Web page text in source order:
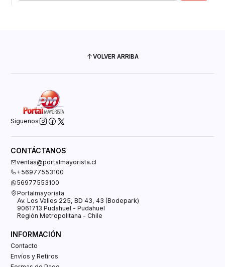
VOLVER ARRIBA
Síguenos
CONTÁCTANOS
ventas@portalmayorista.cl
+56977553100
56977553100
Portalmayorista
Av. Los Valles 225, BD 43, 43 (Bodepark)
9061713 Pudahuel - Pudahuel
Región Metropolitana - Chile
INFORMACIÓN
Contacto
Envíos y Retiros